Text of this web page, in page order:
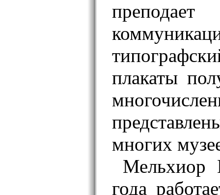
плакаты
многих
Мельхиор
года